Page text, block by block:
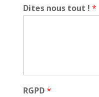
Dites nous tout ! *
RGPD*